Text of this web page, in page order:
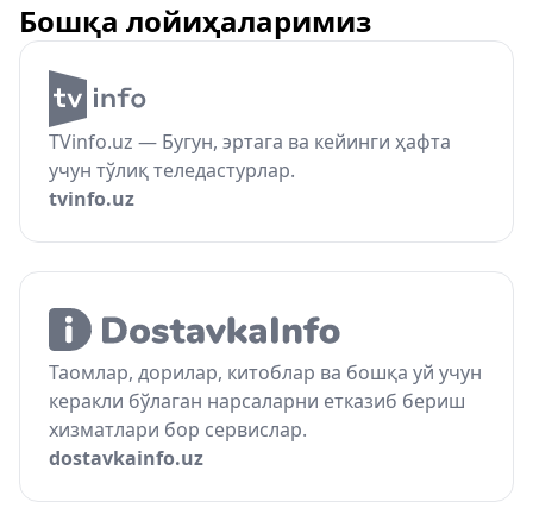
Бошқа лойиҳаларимиз
TVinfo.uz — Бугун, эртага ва кейинги ҳафта
учун тўлиқ теледастурлар.
tvinfo.uz
Таомлар, дорилар, китоблар ва бошқа уй учун
керакли бўлаган нарсаларни етказиб бериш
хизматлари бор сервислар.
dostavkainfo.uz